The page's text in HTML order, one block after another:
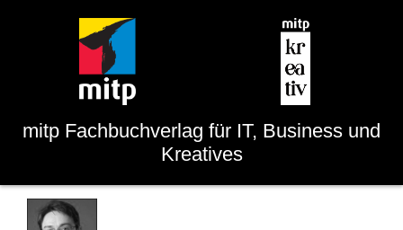
mitp Fachbuchverlag für IT, Business und
Kreatives